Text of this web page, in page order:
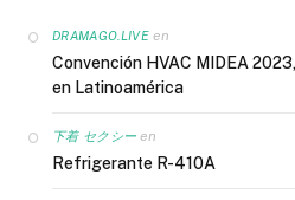
DRAMAGO.LIVEen
Convención HVAC MIDEA
en Latinoamérica
下着 セクシー en
Refrigerante R-410A